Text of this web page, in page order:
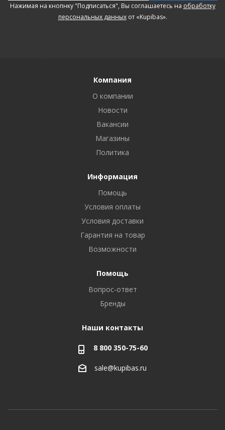
Нажимая на кнопнку "Подписаться", Вы соглашаетесь на обработку
персональных данныхот «Kupibas».
Компания
О компании
Новости
Вакансии
Магазины
Политика
Информация
Помощь
Условия оплаты
Условия доставки
Гарантия на товар
Возможности
Помощь
Вопрос-ответ
Бренды
Наши контакты
8 800 350-75-60
sale@kupibas.ru